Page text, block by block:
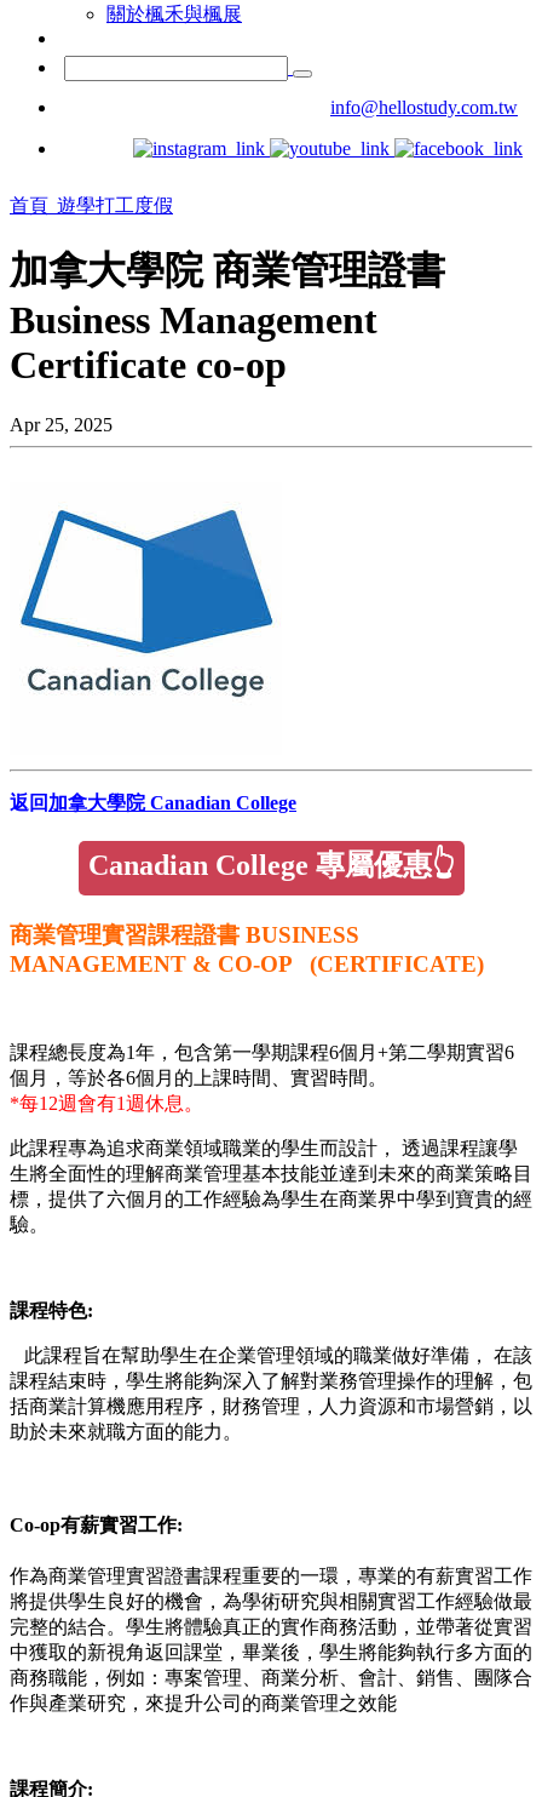
關於楓禾與楓展
info@hellostudy.com.tw
首頁 遊學打工度假
加拿大學院 商業管理證書
Business Management
Certificate co-op
Apr 25, 2025
返回 加拿大學院 Canadian College
Canadian College 專屬優惠👆
商業管理實習課程證書 BUSINESS
MANAGEMENT & CO-OP (CERTIFICATE)
課程總長度為1年，包含第一學期課程6個月+第二學期實習6
個月
，等於各6個月的上課時間、實習時間。
*每12週會有1週休息。
此課程專為追求商業領域職業的學生而設計， 透過課程讓學
生將全面性的理解商業管理基本技能並達到未來的商業策略目
標 ，提供了六個月的工作經驗為學生在商業界中學到寶貴的經
驗。
課程特色:
此課程旨在幫助學生在企業管理領域的職業做好準備， 在該
課程結束時，學生將能夠深入了解對業務管理操作的理解，包
括商業計算機應用程序，財務管理，人力資源和市場營銷，以
助於未來就職方面的能力。
Co-op有薪實習工作:
作為商業管理實習證書課程重要的一環，專業的有薪實習工作
將提供學生良好的機會，為學術研究與相關實習工作經驗做最
完整的結合。學生將體驗真正的實作商務活動，並帶著從實習
中獲取的新視角返回課堂，畢業後，學生將能夠執行多方面的
商務職能，例如：專案管理、商業分析、會計、銷售、團隊合
作與產業研究，來提升公司的商業管理之效能
課程簡介: